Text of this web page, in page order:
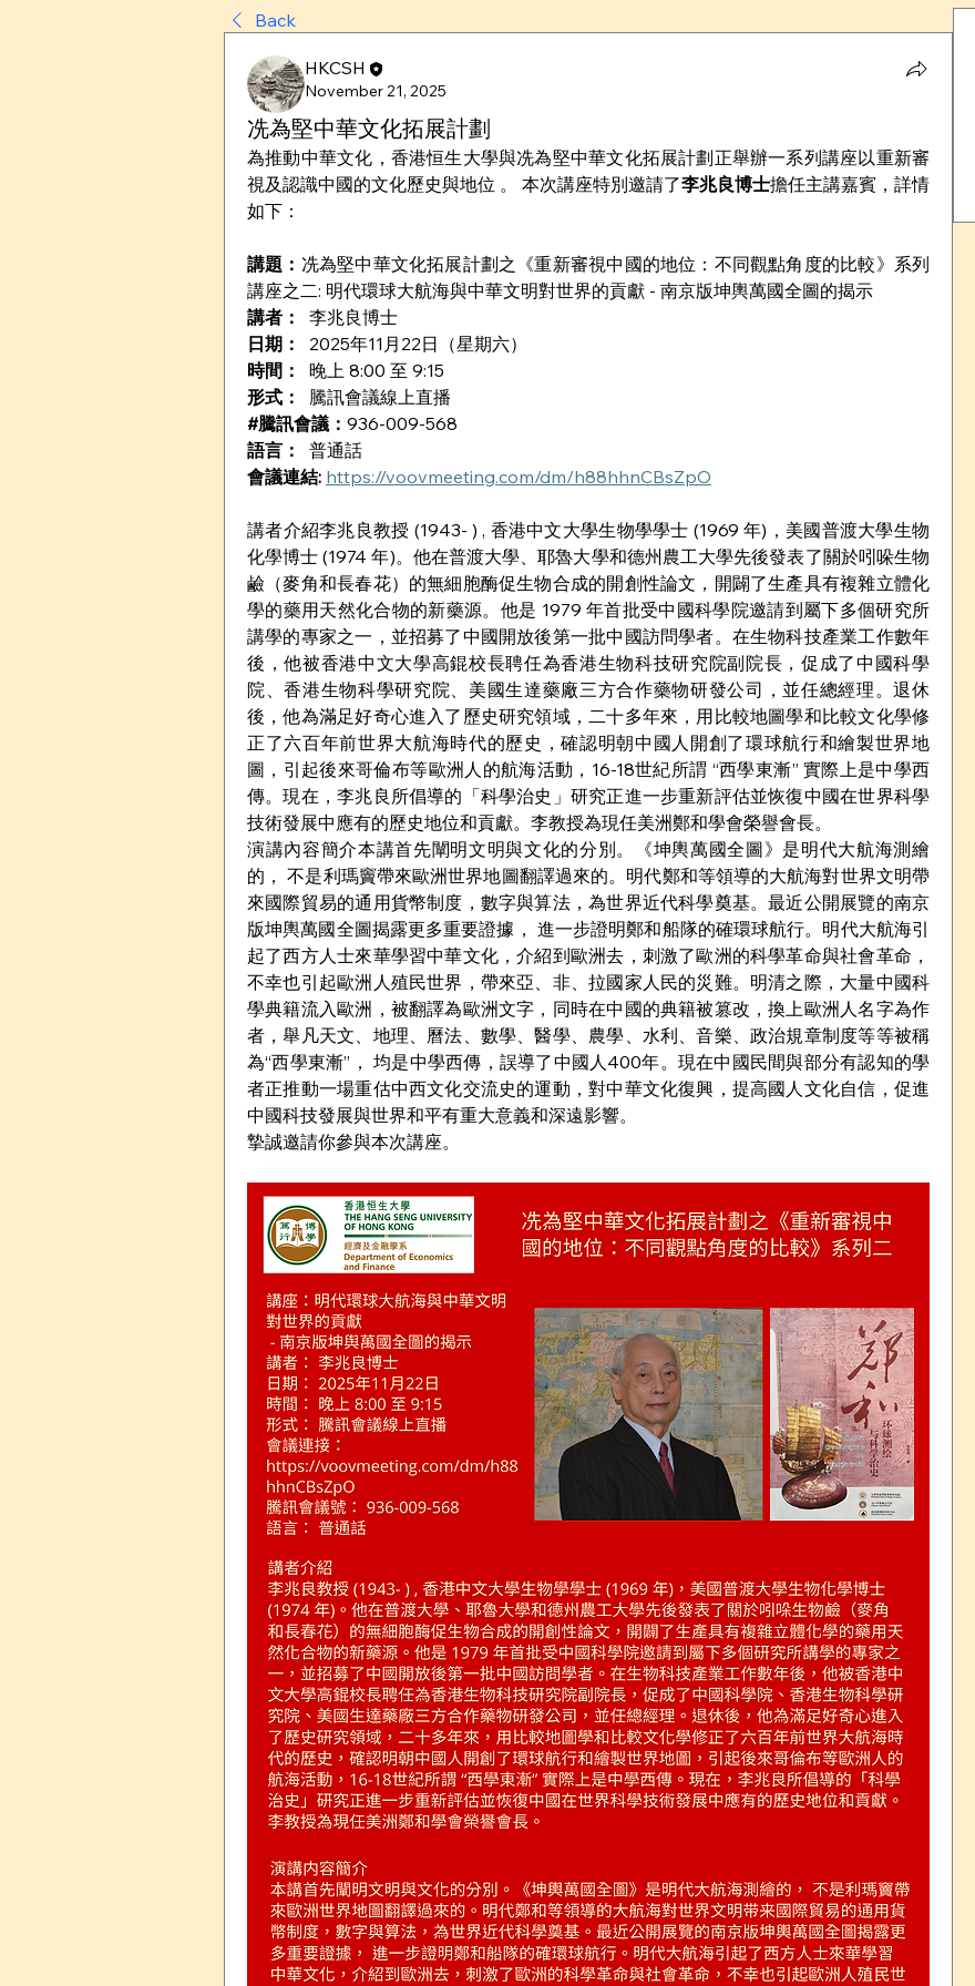
Back
HKCSH
November 21, 2025
冼為堅中華文化拓展計劃
為推動中華文化，香港恒生大學與冼為堅中華文化拓展計劃正舉辦一系列講座以重新審
視及認識中國的文化歷史與地位 。 本次講座特別邀請了李兆良博士擔任主講嘉賓，詳情
如下：
講題： 冼為堅中華文化拓展計劃之《重新審視中國的地位：不同觀點角度的比較》系列
講座之二: 明代環球大航海與中華文明對世界的貢獻 - 南京版坤輿萬國全圖的揭示
講者：
李兆良博士
日期： 2025年11月22日（星期六）
時間： 晚上 8:00 至 9:15
形式：
騰訊會議線上直播
#騰訊會議： 936-009-568
語言： 普通話
會議連結: https://voovmeeting.com/dm/h88hhnCBsZpO
講者介紹李兆良教授 (1943- ) , 香港中文大學生物學學士 (1969 年)，美國普渡大學生物
化學博士 (1974 年)。他在普渡大學、耶魯大學和德州農工大學先後發表了關於吲哚生物
鹼（麥角和長春花）的無細胞酶促生物合成的開創性論文，開闢了生產具有複雜立體化
學的藥用天然化合物的新藥源。他是 1979 年首批受中國科學院邀請到屬下多個研究所
講學的專家之一，並招募了中國開放後第一批中國訪問學者。在生物科技產業工作數年
後，他被香港中文大學高錕校長聘任為香港生物科技研究院副院長，促成了中國科學
院、香港生物科學研究院、美國生達藥廠三方合作藥物研發公司，並任總經理。退休
後，他為滿足好奇心進入了歷史研究領域，二十多年來，用比較地圖學和比較文化學修
正了六百年前世界大航海時代的歷史，確認明朝中國人開創了環球航行和繪製世界地
圖，引起後來哥倫布等歐洲人的航海活動，16-18世紀所謂 “西學東漸” 實際上是中學西
傳。現在，李兆良所倡導的「科學治史」研究正進一步重新評估並恢復中國在世界科學
技術發展中應有的歷史地位和貢獻。李教授為現任美洲鄭和學會榮譽會長。
演講內容簡介本講首先闡明文明與文化的分別。《坤輿萬國全圖》是明代大航海測繪
的， 不是利瑪竇帶來歐洲世界地圖翻譯過來的。明代鄭和等領導的大航海對世界文明帶
來國際貿易的通用貨幣制度，數字與算法，為世界近代科學奠基。最近公開展覽的南京
版坤輿萬國全圖揭露更多重要證據， 進一步證明鄭和船隊的確環球航行。明代大航海引
起了西方人士來華學習中華文化，介紹到歐洲去，刺激了歐洲的科學革命與社會革命，
不幸也引起歐洲人殖民世界，帶來亞、非、拉國家人民的災難。明清之際，大量中國科
學典籍流入歐洲，被翻譯為歐洲文字，同時在中國的典籍被篡改，換上歐洲人名字為作
者，舉凡天文、地理、曆法、數學、醫學、農學、水利、音樂、政治規章制度等等被稱
為“西學東漸”， 均是中學西傳，誤導了中國人400年。現在中國民間與部分有認知的學
者正推動一場重估中西文化交流史的運動，對中華文化復興，提高國人文化自信，促進
中國科技發展與世界和平有重大意義和深遠影響。
摯誠邀請你參與本次講座。